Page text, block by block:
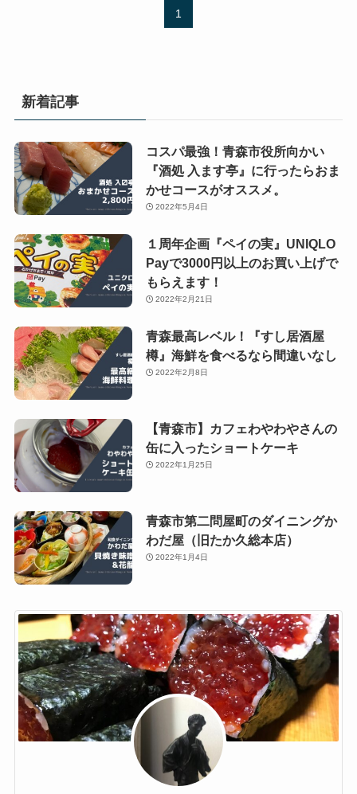
1
新着記事
コスパ最強！青森市役所向かい
『酒処 入ます亭』に行ったらおま
かせコースがオススメ。
2022年5月4日
１周年企画『ペイの実』UNIQLO
Payで3000円以上のお買い上げで
もらえます！
2022年2月21日
青森最高レベル！『すし居酒屋
樽』海鮮を食べるなら間違いなし
2022年2月8日
【青森市】カフェわやわやさんの
缶に入ったショートケーキ
2022年1月25日
青森市第二問屋町のダイニングか
わだ屋（旧たか久総本店）
2022年1月4日